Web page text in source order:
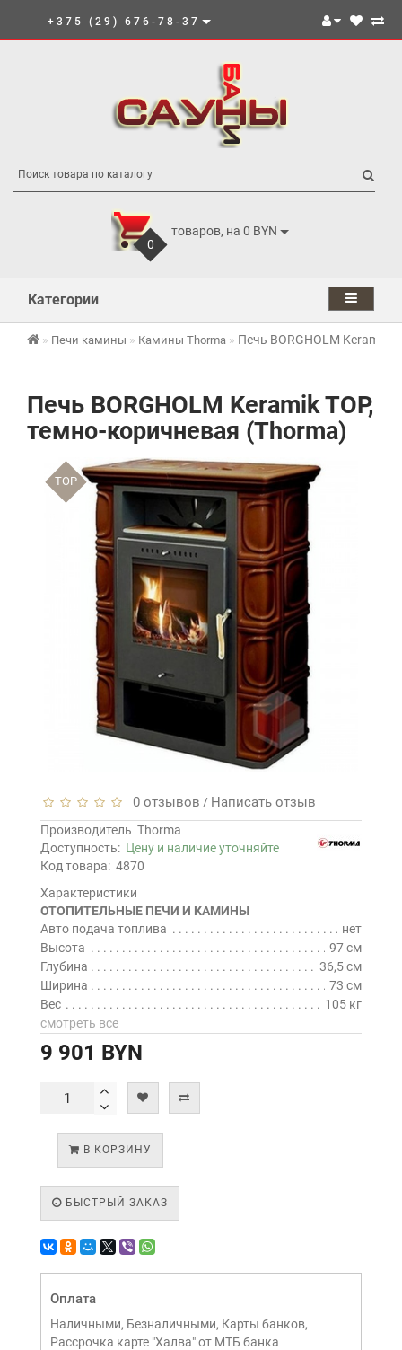
+375 (29) 676-78-37
0
товаров, на 0 BYN
Категории
Печи камины Камины Thorma Печь BORGHOLM Keramik
Печь BORGHOLM Keramik TOP,
темно-коричневая (Thorma)
TOP
0 отзывов / Написать отзыв
Производитель Thorma
Доступность: Цену и наличие уточняйте
Код товара: 4870
Характеристики
ОТОПИТЕЛЬНЫЕ ПЕЧИ И КАМИНЫ
Авто подача топлива
нет
Высота
97 см
Глубина
36,5 см
Ширина
73 см
Вес
105 кг
смотреть все
9 901 BYN
В КОРЗИНУ
БЫСТРЫЙ ЗАКАЗ
Оплата
Наличными, Безналичными, Карты банков,
Рассрочка карте "Халва" от МТБ банка